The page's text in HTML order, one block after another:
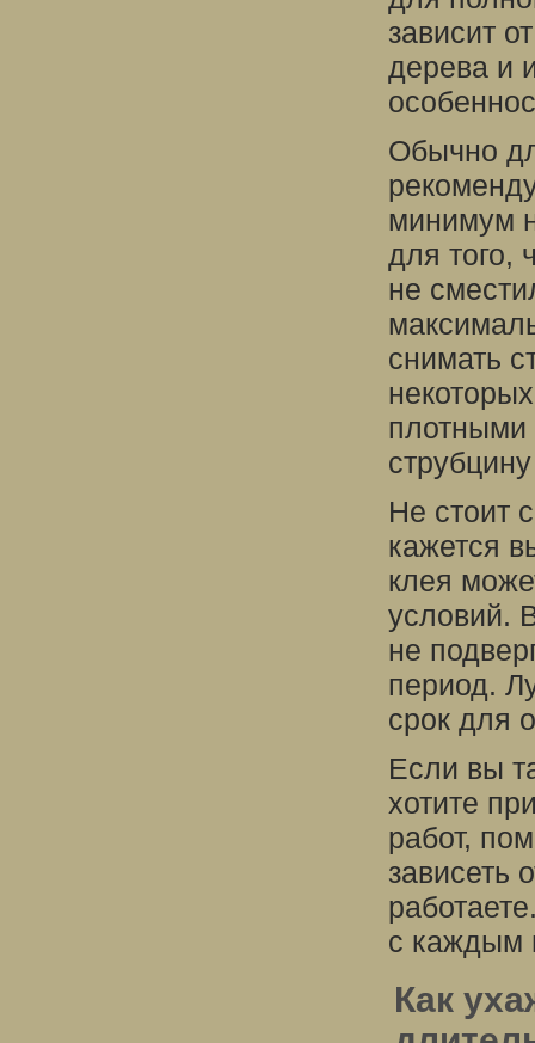
зависит
дерева и
Обычно
минимум
для того,
не
снимать
плотными
Не стоит
кажется
клея
условий.
не
период.
срок для
Если вы
хотите
работ,
зависеть
с каждым
Как